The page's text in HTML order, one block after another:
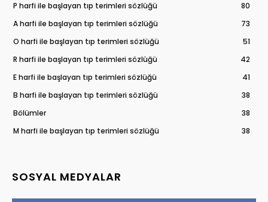
P harfi ile başlayan tıp terimleri sözlüğü
80
A harfi ile başlayan tıp terimleri sözlüğü
73
O harfi ile başlayan tıp terimleri sözlüğü
51
R harfi ile başlayan tıp terimleri sözlüğü
42
E harfi ile başlayan tıp terimleri sözlüğü
41
B harfi ile başlayan tıp terimleri sözlüğü
38
Bölümler
38
M harfi ile başlayan tıp terimleri sözlüğü
38
SOSYAL MEDYALAR